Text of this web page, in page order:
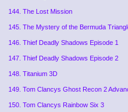
144. The Lost Mission
145. The Mystery of the Bermuda
146. Thief Deadly Shadows Episode 1
147. Thief Deadly Shadows Episode 2
148. Titanium 3D
149. Tom Clancys Ghost Recon 2
150. Tom Clancys Rainbow Six 3